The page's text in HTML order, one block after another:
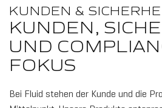
KUNDEN &
KUNDEN,
UND
FOKUS
Bei Fluid stehen der Kunde und die